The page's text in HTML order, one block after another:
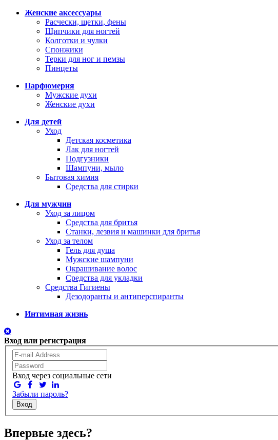
Женские аксессуары
Расчески, щетки, фены
Щипчики для ногтей
Колготки и чулки
Спонжики
Терки для ног и пемзы
Пинцеты
Парфюмерия
Мужские духи
Женские духи
Для детей
Уход
Детская косметика
Лак для ногтей
Подгузники
Шампуни, мыло
Бытовая химия
Средства для стирки
Для мужчин
Уход за лицом
Средства для бритья
Станки, лезвия и машинки для бритья
Уход за телом
Гель для душа
Мужские шампуни
Окрашивание волос
Средства для укладки
Средства Гигиены
Дезодоранты и антиперспиранты
Интимная жизнь
Вход или регистрация
Вход через социальные сети
Забыли пароль?
Вход
Впервые здесь?